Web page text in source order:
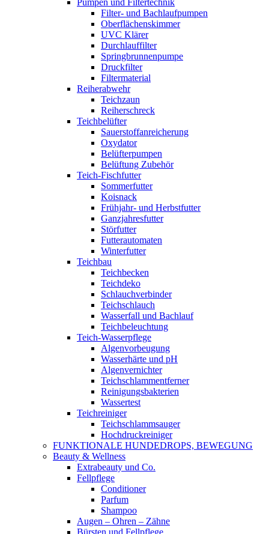
Pumpen und Filtertechnik
Filter- und Bachlaufpumpen
Oberflächenskimmer
UVC Klärer
Durchlauffilter
Springbrunnenpumpe
Druckfilter
Filtermaterial
Reiherabwehr
Teichzaun
Reiherschreck
Teichbelüfter
Sauerstoffanreicherung
Oxydator
Belüfterpumpen
Belüftung Zubehör
Teich-Fischfutter
Sommerfutter
Koisnack
Frühjahr- und Herbstfutter
Ganzjahresfutter
Störfutter
Futterautomaten
Winterfutter
Teichbau
Teichbecken
Teichdeko
Schlauchverbinder
Teichschlauch
Wasserfall und Bachlauf
Teichbeleuchtung
Teich-Wasserpflege
Algenvorbeugung
Wasserhärte und pH
Algenvernichter
Teichschlammentferner
Reinigungsbakterien
Wassertest
Teichreiniger
Teichschlammsauger
Hochdruckreiniger
FUNKTIONALE HUNDEDROPS, BEWEGUNG
Beauty & Wellness
Extrabeauty und Co.
Fellpflege
Conditioner
Parfum
Shampoo
Augen – Ohren – Zähne
Bürsten und Fellpflege